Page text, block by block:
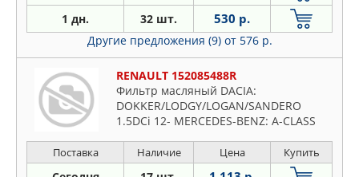
1 дн. 32 шт. 530 р.
Другие предложения (9) от 576 р.
RENAULT 152085488R
Фильтр масляный DACIA:
DOKKER/LODGY/LOGAN/SANDERO
1.5DCi 12- MERCEDES-BENZ: A-CLASS
1.5CDi 13- : CLIO IV 1.5DCi 08-
Поставка Наличие Цена Купить